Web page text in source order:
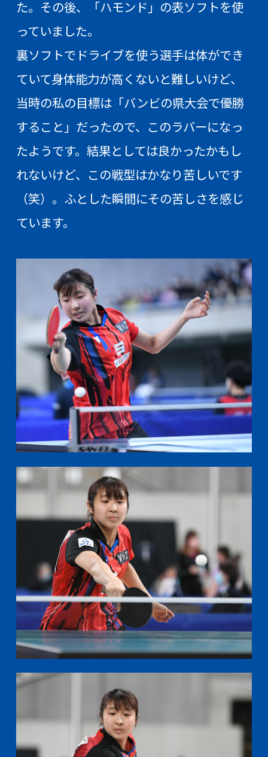
た。その後、「ハモンド」の表ソフトを使
っていました。
裏ソフトでドライブを使う選手は体ができ
ていて身体能力が高くないと難しいけど、
当時の私の目標は「バンビの県大会で優勝
すること」だったので、このラバーになっ
たようです。結果としては良かったかもし
れないけど、この戦型はかなり苦しいです
（笑）。ふとした瞬間にその苦しさを感じ
ています。